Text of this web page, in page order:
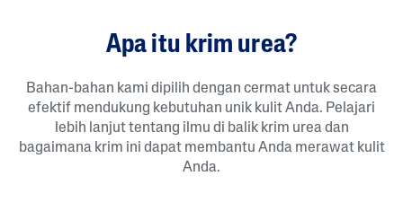
Apa itu krim urea?
Bahan-bahan kami dipilih dengan cermat untuk secara
efektif mendukung kebutuhan unik kulit Anda. Pelajari
lebih lanjut tentang ilmu di balik krim urea dan
bagaimana krim ini dapat membantu Anda merawat kulit
Anda.